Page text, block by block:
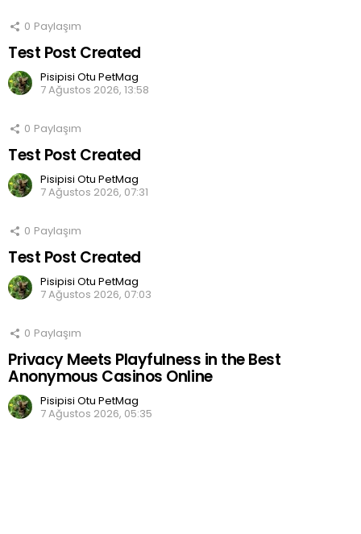
0 Paylaşım
Test Post Created
Pisipisi Otu PetMag
7 Ağustos 2026, 13:58
0 Paylaşım
Test Post Created
Pisipisi Otu PetMag
7 Ağustos 2026, 07:31
0 Paylaşım
Test Post Created
Pisipisi Otu PetMag
7 Ağustos 2026, 07:03
0 Paylaşım
Privacy Meets Playfulness in the Best
Anonymous Casinos Online
Pisipisi Otu PetMag
7 Ağustos 2026, 05:35